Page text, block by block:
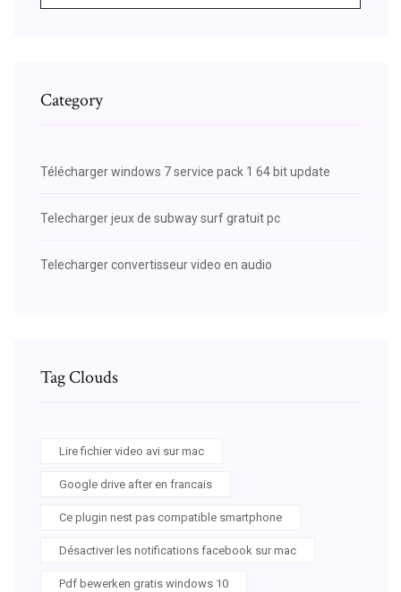
Category
Télécharger windows 7 service pack 1 64 bit update
Telecharger jeux de subway surf gratuit pc
Telecharger convertisseur video en audio
Tag Clouds
Lire fichier video avi sur mac
Google drive after en francais
Ce plugin nest pas compatible smartphone
Désactiver les notifications facebook sur mac
Pdf bewerken gratis windows 10